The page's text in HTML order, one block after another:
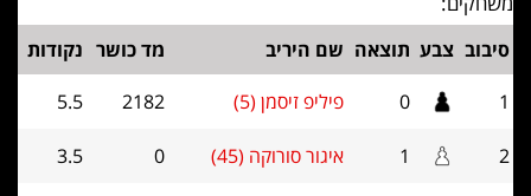
סיבוב צבע תוצאה שם היריב מד כושר נקודות
1
0 פיליפ זיסמן (5) 2182
5.5
2
1 איגור סורוקה (45) 0
3.5